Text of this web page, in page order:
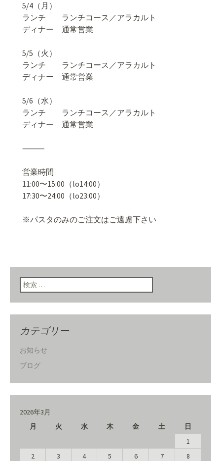
5/4（月）
ランチ ランチコース／アラカルト
ディナー 通常営業
5/5（火）
ランチ ランチコース／アラカルト
ディナー 通常営業
5/6（水）
ランチ ランチコース／アラカルト
ディナー 通常営業
⸻
営業時間
11:00〜15:00（lo14:00）
17:30〜24:00（lo23:00）
※パスタのみのご注文はご遠慮下さい
検索:
カテゴリー
お知らせ
ブログ
2026年3月
月
火 水 木 金 土 日
1
2
3 4 5 6 7
8